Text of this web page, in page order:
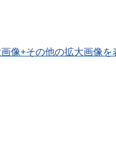
像+その他の拡大画像を